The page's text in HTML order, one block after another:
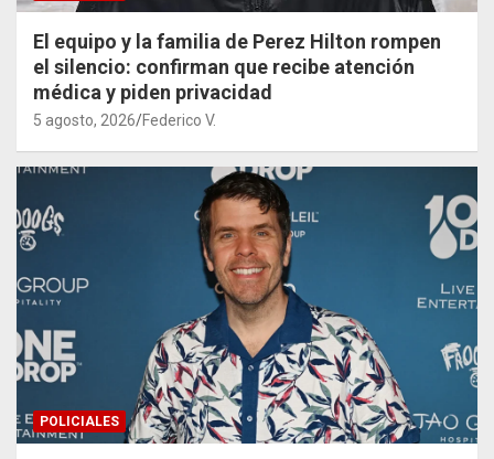
El equipo y la familia de Perez Hilton rompen
el silencio: confirman que recibe atención
médica y piden privacidad
5 agosto, 2026 Federico V.
POLICIALES